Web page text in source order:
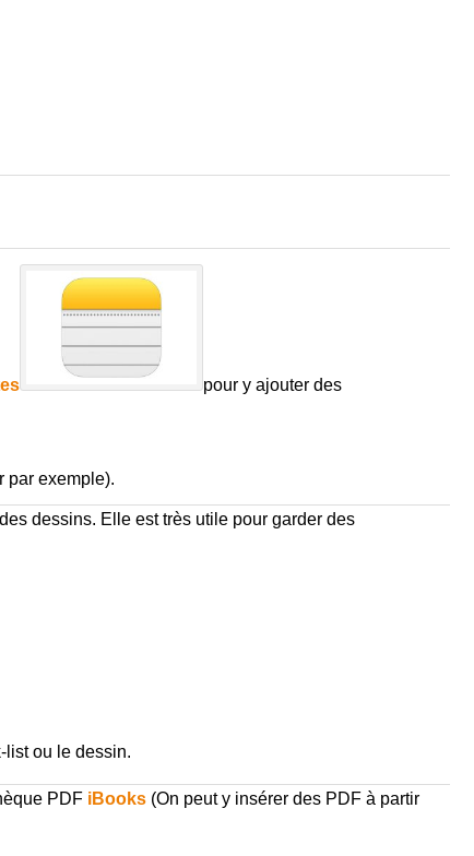
pour y ajouter des
par exemple).
dessins. Elle est très utile pour garder des
list ou le dessin.
PDF iBooks(On peut y insérer des PDF à partir